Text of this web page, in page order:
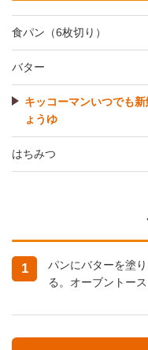
食パン（6枚切り）
バター
キッコーマンいつでも
ょうゆ
はちみつ
1
パンにバターを塗
る。オーブントー